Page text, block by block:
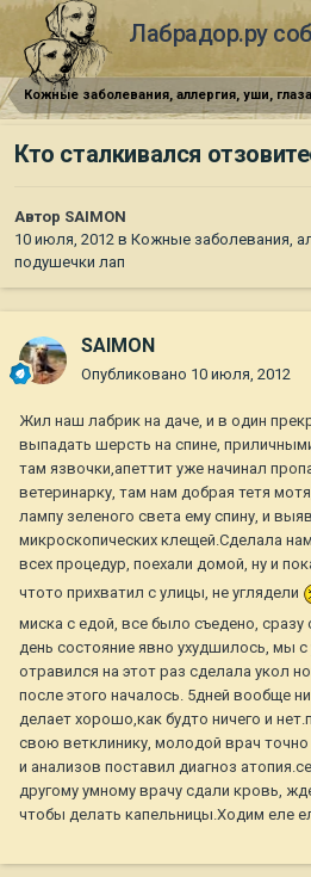
Лабрадор.ру
Кто сталкивался
Автор SAIMON
10 июля, 2012 в Кожные заболевания,
подушечки лап
SAIMON
Опубликовано 10 июля, 2012
Жил наш лабрик на даче, и в один
выпадать шерсть на спине,
там язвочки,апеттит уже начинал
ветеринарку, там нам добрая тетя
лампу зеленого света ему спину, и
микроскопических клещей.Сделала
всех процедур, поехали домой, ну и
чтото прихватил с улицы, не углядели
миска с едой, все было съедено,
день состояние явно ухудшилось, мы с
отравился на этот раз сделала укол
после этого началось. 5дней вообще
делает хорошо,как будто ничего и
свою ветклинику, молодой врач
и анализов поставил диагноз
другому умному врачу сдали кровь,
чтобы делать капельницы.Ходим еле